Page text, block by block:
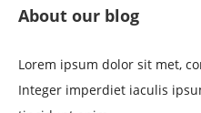
About our blog
Lorem ipsum dolor sit met,
Integer imperdiet iaculis